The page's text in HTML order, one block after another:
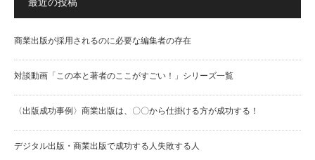
最近の投稿
商業出版が採用されるのに必要な編集者の存在
対談動画「この本と著者のここがすごい！」シリーズ一覧
〈出版成功事例〉商業出版は、〇〇から仕掛ける方が成功する！
デジタル出版・商業出版で成功する人失敗する人